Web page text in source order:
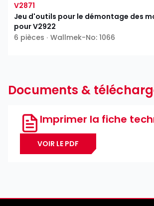
V2871
Jeu d'outils pour le démontage des
pour V2922
6 pièces ∙ Wallmek-No: 1066
Documents &
Imprimer la fiche
VOIR LE PDF